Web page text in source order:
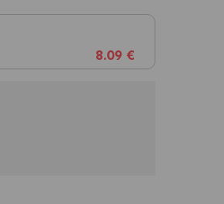
8.09 €